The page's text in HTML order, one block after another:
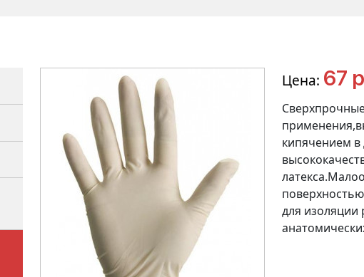
Цена: 67
кипячением в
для изоляции